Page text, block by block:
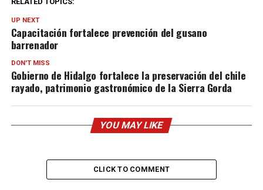
UP NEXT
Capacitación fortalece prevención del gusano
barrenador
DON'T MISS
Gobierno de Hidalgo fortalece la preservación del chile
rayado, patrimonio gastronómico de la Sierra Gorda
YOU MAY LIKE
CLICK TO COMMENT